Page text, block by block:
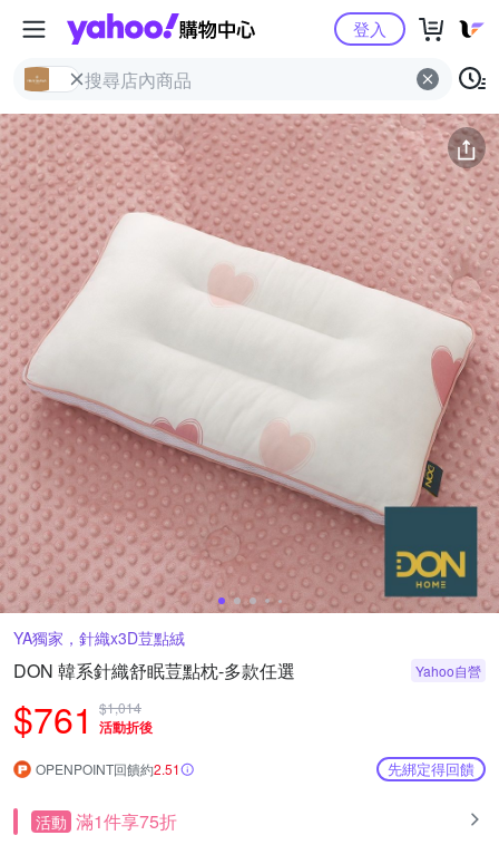
Yahoo購物中心
登入
簡介 評價 (0) 猜你喜歡
YA獨家，針織x3D荳點絨
DON 韓系針織舒眠荳點枕-多款任選
$761 $1,014
活動折後
Yahoo自營
OPENPOINT回饋約2.51 先綁定得回饋
活動 滿1件享75折